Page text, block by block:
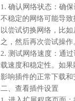
1. 确认网络状态：确
不稳定的网络可能导
以尝试切换网络，比
之，然后再次尝试操作
2. 测试网络速度：通
载速度和稳定性。如
影响插件的正常下载和
二、查看插件设置